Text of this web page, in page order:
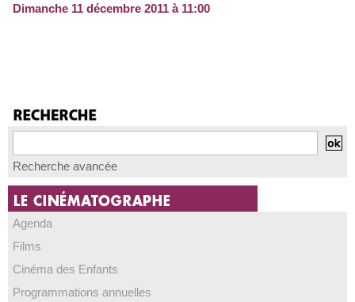
Dimanche 11 décembre 2011 à 11:00
Recherche avancée
Agenda
Films
Cinéma des Enfants
Programmations annuelles